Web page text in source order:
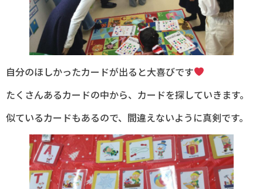
自分のほしかったカードが出ると大喜びです
たくさんあるカードの中から、カードを探していきます。
似ているカードもあるので、間違えないように真剣です。